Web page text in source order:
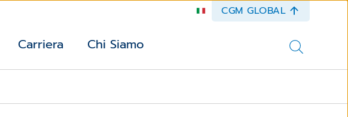
CGM GLOBAL
Carriera Chi Siamo